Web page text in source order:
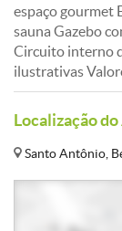
espaço gourmet
sauna Gazebo
Circuito interno
ilustrativas
Localização
Santo Antônio,